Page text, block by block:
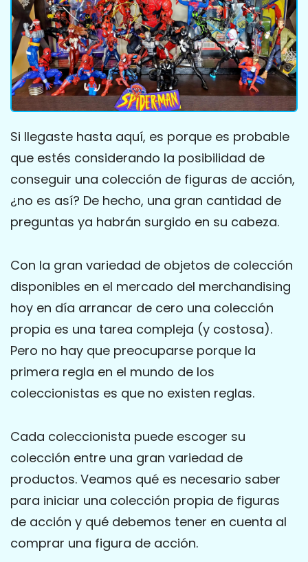
Si llegaste hasta aquí, es porque es probable
que estés considerando la posibilidad de
conseguir una colección de figuras de acción,
¿no es así? De hecho, una gran cantidad de
preguntas ya habrán surgido en su cabeza.
Con la gran variedad de objetos de colección
disponibles en el mercado del merchandising
hoy en día arrancar de cero una colección
propia es una tarea compleja (y costosa).
Pero no hay que preocuparse porque la
primera regla en el mundo de los
coleccionistas es que no existen reglas.
Cada coleccionista puede escoger su
colección entre una gran variedad de
productos. Veamos qué es necesario saber
para iniciar una colección propia de figuras
de acción y qué debemos tener en cuenta al
comprar una figura de acción.